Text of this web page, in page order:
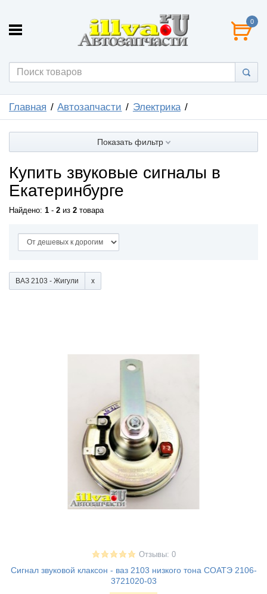
0
Главная Автозапчасти Электрика
Показать фильтр
Купить звуковые сигналы в
Екатеринбурге
Найдено: 1 - 2 из 2 товара
ВАЗ 2103 - Жигули
Отзывы: 0
Сигнал звуковой клаксон - ваз 2103 низкого тона СОАТЭ 2106-
3721020-03